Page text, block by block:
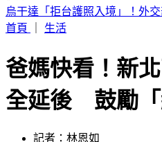
白海豚接近！新北淡水驚見龍
首頁
生活
爸媽快看！新
全延後 鼓勵「
記者：林恩如